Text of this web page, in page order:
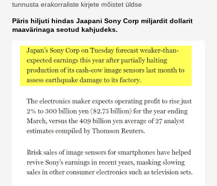
tunnusta erakorraliste kirjete mõistet üldse
Päris hiljuti hindas Jaapani Sony Corp miljardit dollarit
maavärinaga seotud kahjudeks.